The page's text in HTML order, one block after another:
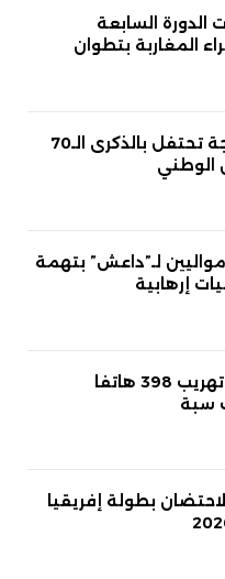
الدورة السابعة
المغاربة بتطوان
ولاية أمن طنجة تحتفل بالذكرى الـ70
الوطني
لـ”داعش” بتهمة
إرهابية
إحباط محاولة تهريب 398 هاتفا
سبة
بطولة إفريقيا